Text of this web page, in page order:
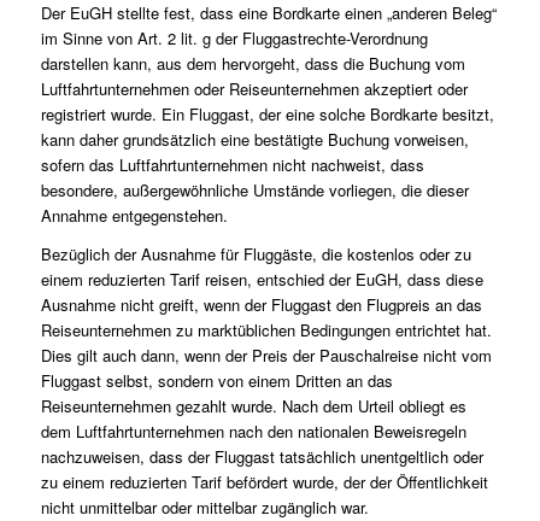
Der EuGH stellte fest, dass eine Bordkarte einen „anderen Beleg“
im Sinne von Art. 2 lit. g der Fluggastrechte-Verordnung
darstellen kann, aus dem hervorgeht, dass die Buchung vom
Luftfahrtunternehmen oder Reiseunternehmen akzeptiert oder
registriert wurde. Ein Fluggast, der eine solche Bordkarte besitzt,
kann daher grundsätzlich eine bestätigte Buchung vorweisen,
sofern das Luftfahrtunternehmen nicht nachweist, dass
besondere, außergewöhnliche Umstände vorliegen, die dieser
Annahme entgegenstehen.
Bezüglich der Ausnahme für Fluggäste, die kostenlos oder zu
einem reduzierten Tarif reisen, entschied der EuGH, dass diese
Ausnahme nicht greift, wenn der Fluggast den Flugpreis an das
Reiseunternehmen zu marktüblichen Bedingungen entrichtet hat.
Dies gilt auch dann, wenn der Preis der Pauschalreise nicht vom
Fluggast selbst, sondern von einem Dritten an das
Reiseunternehmen gezahlt wurde. Nach dem Urteil obliegt es
dem Luftfahrtunternehmen nach den nationalen Beweisregeln
nachzuweisen, dass der Fluggast tatsächlich unentgeltlich oder
zu einem reduzierten Tarif befördert wurde, der der Öffentlichkeit
nicht unmittelbar oder mittelbar zugänglich war.